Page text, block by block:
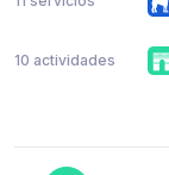
10 actividades